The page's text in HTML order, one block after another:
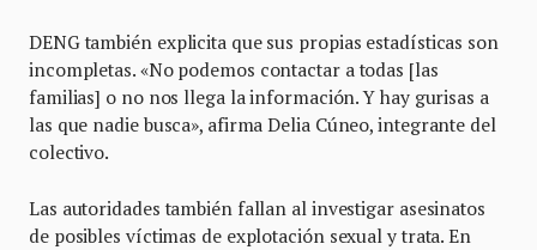
DENG también explicita que sus propias estadísticas son
incompletas. «No podemos contactar a todas [las
familias] o no nos llega la información. Y hay gurisas a
las que nadie busca», afirma Delia Cúneo, integrante del
colectivo.
Las autoridades también fallan al investigar asesinatos
de posibles víctimas de explotación sexual y trata. En